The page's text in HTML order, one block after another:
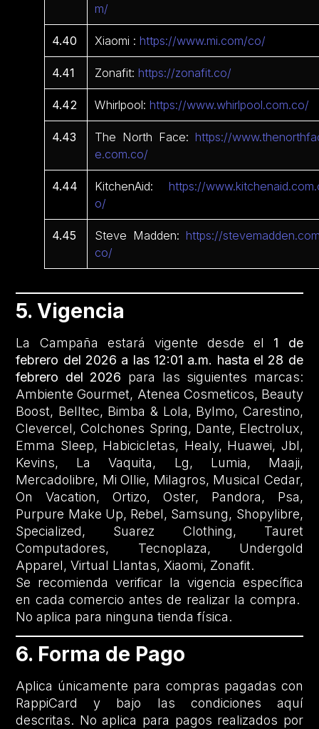
m/
4.40 Xiaomi :https://www.mi.com/co/
4.41 Zonafit:https://zonafit.co/
4.42 Whirlpool:https://www.whirlpool.com.co/
4.43 The North Face:https://
e.com.co/
4.44 KitchenAid:https://
o/
4.45 Steve Madden:https://
co/
5. Vigencia
La Campaña estará vigente desde el
1 de
febrero del 2026 a las 12:01 a.m. hasta el 28 de
febrero del 2026 para las siguientes marcas:
Ambiente Gourmet, Atenea Cosmeticos, Beauty
Boost, Belltec, Bimba & Lola, Bylmo, Carestino,
Clevercel, Colchones Spring, Dante, Electrolux,
Emma Sleep, Habicicletas, Healy, Huawei, Jbl,
Kevins, La Vaquita, Lg, Lumia, Maaji,
Mercadolibre, Mi Ollie, Milagros, Musical Cedar,
On Vacation, Ortizo, Oster, Pandora, Psa,
Purpure Make Up, Rebel, Samsung, Shopylibre,
Specialized, Suarez Clothing, Tauret
Computadores, Tecnoplaza, Undergold
Apparel, Virtual Llantas, Xiaomi, Zonafit.
Se recomienda verificar la vigencia específica
en cada comercio antes de realizar la compra.
No aplica para ninguna tienda física.
6. Forma de Pago
Aplica únicamente para compras pagadas con
RappiCard y bajo las condiciones aquí
descritas. No aplica para pagos realizados por